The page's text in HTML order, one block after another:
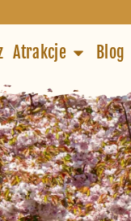
Atrakcje Blog